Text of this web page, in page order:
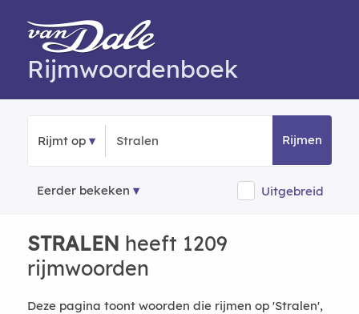
Rijmwoordenboek
Rijmt op Rijmen
Eerder bekeken Uitgebreid
STRALEN heeft 1209
rijmwoorden
Deze pagina toont woorden die rijmen op 'Stralen',